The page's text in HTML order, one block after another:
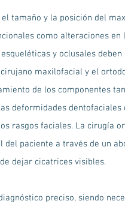
tamaño y la posición del
como alteraciones en
y oclusales
maxilofacial y el
de los componentes
deformidades dentofaciales
rasgos faciales. La cirugía
paciente a través de un
dejar cicatrices visibles.
preciso, siendo